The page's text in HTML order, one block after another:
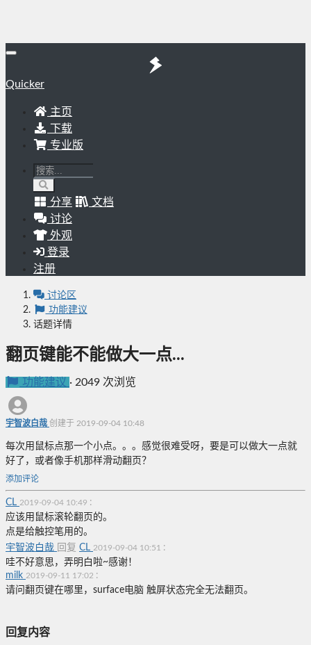
Quicker
主页
下载
专业版
分享
文档
讨论
外观
登录
注册
讨论区
功能建议
话题详情
翻页键能不能做大一点...
功能建议 · 2049 次浏览
宇智波白哉 创建于 2019-09-04 10:48
每次用鼠标点那一个小点。。。感觉很难受呀，要是可以做大一点就
好了，或者像手机那样滑动翻页？
添加评论
CL 2019-09-04 10:49 :
应该用鼠标滚轮翻页的。
点是给触控笔用的。
宇智波白哉 回复 CL 2019-09-04 10:51 :
哇不好意思，弄明白啦~感谢！
milk 2019-09-11 17:02 :
请问翻页键在哪里，surface电脑 触屏状态完全无法翻页。
回复内容